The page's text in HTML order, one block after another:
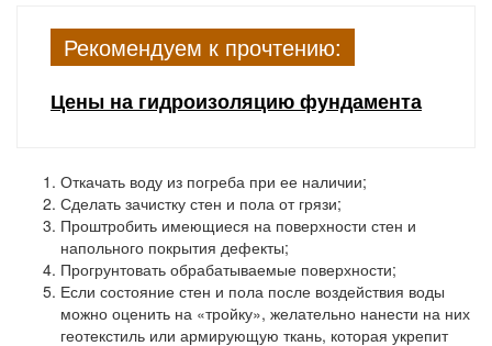
Рекомендуем к прочтению:
Цены на гидроизоляцию фундамента
Откачать воду из погреба при ее наличии;
Сделать зачистку стен и пола от грязи;
Проштробить имеющиеся на поверхности стен и
напольного покрытия дефекты;
Прогрунтовать обрабатываемые поверхности;
Если состояние стен и пола после воздействия воды
можно оценить на «тройку», желательно нанести на них
геотекстиль или армирующую ткань, которая укрепит